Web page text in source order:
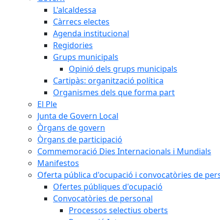
L'alcaldessa
Càrrecs electes
Agenda institucional
Regidories
Grups municipals
Opinió dels grups municipals
Cartipàs: organització política
Organismes dels que forma part
El Ple
Junta de Govern Local
Òrgans de govern
Òrgans de participació
Commemoració Dies Internacionals i Mundials
Manifestos
Oferta pública d'ocupació i convocatòries de
Ofertes públiques d'ocupació
Convocatòries de personal
Processos selectius oberts